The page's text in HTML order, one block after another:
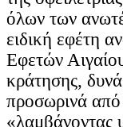
όλων των
ειδική εφέτη
Εφετών
κράτησης,
προσωρινά από
«λαμβάνοντας